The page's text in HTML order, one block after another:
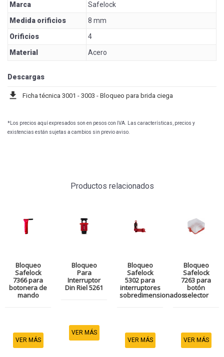
Marca
Safelock
Medida orificios
8 mm
Orificios
4
Material
Acero
Descargas
download Ficha técnica 3001 - 3003 - Bloqueo para brida ciega
*Los precios aquí expresados son en pesos con IVA. Las características, precios y
existencias están sujetas a cambios sin previo aviso.
Productos relacionados
Bloqueo
Safelock
7366 para
botonera de
mando
VER MÁS
Bloqueo
Para
Interruptor
Din Riel 5261
VER MÁS
Bloqueo
Safelock
5302 para
interruptores
sobredimensionados
VER MÁS
Bloqueo
Safelock
7263 para
botón
selector
VER MÁS